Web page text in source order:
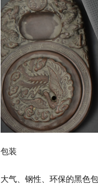
包装
大气、钢性、环保的黑色